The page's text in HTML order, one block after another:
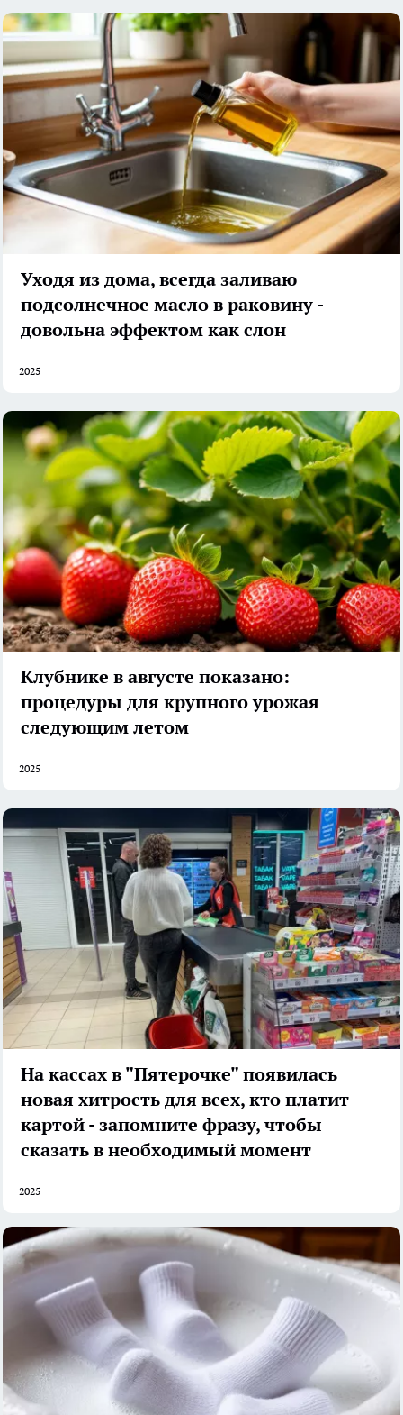
Уходя из дома, всегда заливаю
подсолнечное масло в раковину -
довольна эффектом как слон
2025
Клубнике в августе показано:
процедуры для крупного урожая
следующим летом
2025
На кассах в "Пятерочке" появилась
новая хитрость для всех, кто платит
картой - запомните фразу, чтобы
сказать в необходимый момент
2025